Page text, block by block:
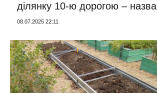
ділянку 10-ю дорогою – назва
08.07.2025 22:11